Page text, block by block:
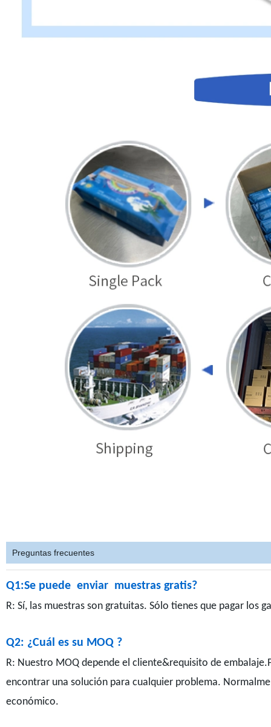
Preguntas frecuentes
Q1:Se puede enviar muestras gratis?
R: Sí, las muestras son gratuitas. Sólo tienes que pagar los
Q2: ¿Cuál es su MOQ ?
R: Nuestro MOQ depende el cliente&requisito de
encontrar una solución para cualquier problema.
económico.